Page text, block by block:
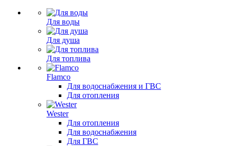
Для воды
Для душа
Для топлива
Flamco
Для водоснабжения и ГВС
Для отопления
Wester
Для отопления
Для водоснабжения
Для ГВС